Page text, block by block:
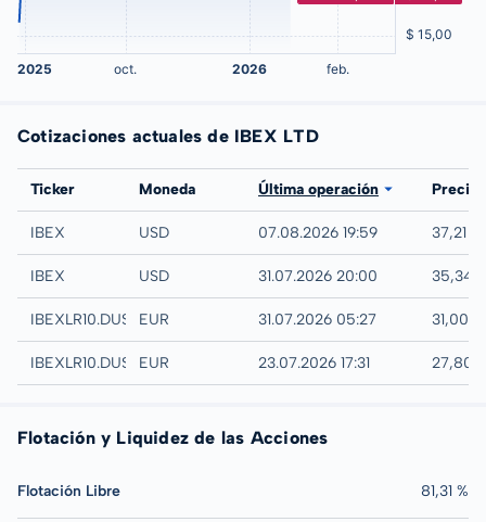
Cotizaciones actuales de IBEX LTD
Bolsa
Ticker Moneda Última operación Precio
IEX
IBEX USD 07.08.2026 19:59 37,21
NASDAQ
IBEX USD 31.07.2026 20:00 35,34
Quotrix
IBEXLR10.DUSDEUR 31.07.2026 05:27 31,00
Düsseldorf
IBEXLR10.DUSB EUR 23.07.2026 17:31 27,80
Flotación y Liquidez de las Acciones
Flotación Libre 81,31 %